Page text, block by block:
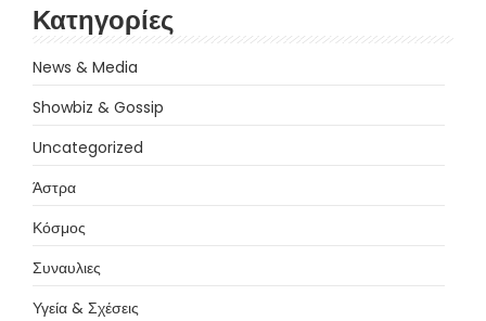
Κατηγορίες
News & Media
Showbiz & Gossip
Uncategorized
Άστρα
Κόσμος
Συναυλιες
Υγεία & Σχέσεις